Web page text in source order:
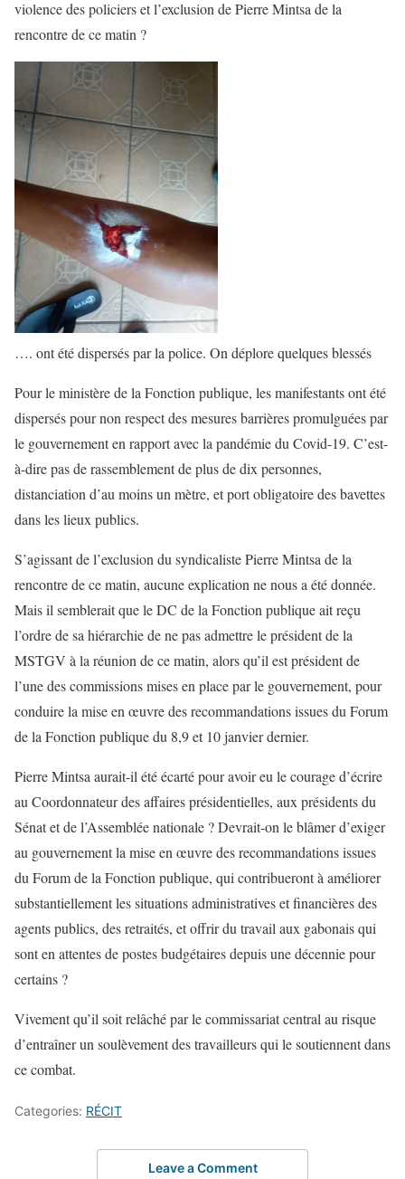
violence des policiers et l’exclusion de Pierre Mintsa de la
rencontre de ce matin ?
…. ont été dispersés par la police. On déplore quelques blessés
Pour le ministère de la Fonction publique, les manifestants ont été
dispersés pour non respect des mesures barrières promulguées par
le gouvernement en rapport avec la pandémie du Covid-19. C’est-
à-dire pas de rassemblement de plus de dix personnes,
distanciation d’au moins un mètre, et port obligatoire des bavettes
dans les lieux publics.
S’agissant de l’exclusion du syndicaliste Pierre Mintsa de la
rencontre de ce matin, aucune explication ne nous a été donnée.
Mais il semblerait que le DC de la Fonction publique ait reçu
l’ordre de sa hiérarchie de ne pas admettre le président de la
MSTGV à la réunion de ce matin, alors qu’il est président de
l’une des commissions mises en place par le gouvernement, pour
conduire la mise en œuvre des recommandations issues du Forum
de la Fonction publique du 8,9 et 10 janvier dernier.
Pierre Mintsa aurait-il été écarté pour avoir eu le courage d’écrire
au Coordonnateur des affaires présidentielles, aux présidents du
Sénat et de l’Assemblée nationale ? Devrait-on le blâmer d’exiger
au gouvernement la mise en œuvre des recommandations issues
du Forum de la Fonction publique, qui contribueront à améliorer
substantiellement les situations administratives et financières des
agents publics, des retraités, et offrir du travail aux gabonais qui
sont en attentes de postes budgétaires depuis une décennie pour
certains ?
Vivement qu’il soit relâché par le commissariat central au risque
d’entraîner un soulèvement des travailleurs qui le soutiennent dans
ce combat.
Categories: RÉCIT
Leave a Comment